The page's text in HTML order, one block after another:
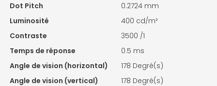
Dot Pitch
0.2724 mm
Luminosité
400 cd/m²
Contraste
3500 /1
Temps de réponse
0.5 ms
Angle de vision (horizontal)
178 Degré(s)
Angle de vision (vertical)
178 Degré(s)